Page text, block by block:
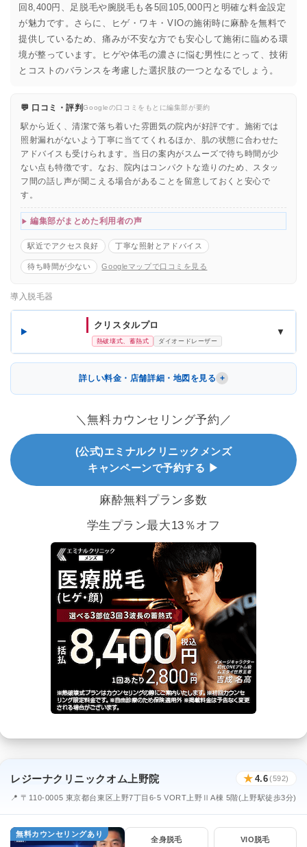
回8,400円、足脱毛や腕脱毛も各5回105,000円と明確な料金設定
が魅力です。さらに、ヒゲ・ワキ・VIOの施術時に麻酔を無料で
提供しているため、痛みが不安な方でも安心して施術に臨める環
境が整っています。ヒゲや体毛の濃さに悩む男性にとって、技術
とコストのバランスを考慮した選択肢の一つとなるでしょう。
💬 口コミ・評判Googleの口コミをもとに編集部が要約
駅から近く、清潔で落ち着いた雰囲気の院内が好評です。施術では
照射漏れがないよう丁寧に当ててくれるほか、肌の状態に合わせた
アドバイスも受けられます。当日の案内がスムーズで待ち時間が少
ない点も特徴です。なお、院内はコンパクトな造りのため、スタッ
フ間の話し声が聞こえる場合があることを留意しておくと安心で
す。
編集部がまとめた利用者の声
駅近でアクセス良好 丁寧な照射とアドバイス
待ち時間が少ない Googleマップで口コミを見る
導入脱毛器
クリスタルプロ
熱破壊式、蓄熱式 ダイオードレーザー
▼
詳しい料金・店舗詳細・地図を見る
＼無料カウンセリング予約／
(公式)エミナルクリニックメンズ
キャンペーンで予約する ▶
麻酔無料プラン多数
学生プラン最大13％オフ
レジーナクリニックオム上野院 ★ 4.6(592)
📍 〒110-0005 東京都台東区上野7丁目6-5 VORT上野ⅡA棟 5階(上野駅徒歩3分)
無料カウンセリングあり
全身脱毛 VIO脱毛